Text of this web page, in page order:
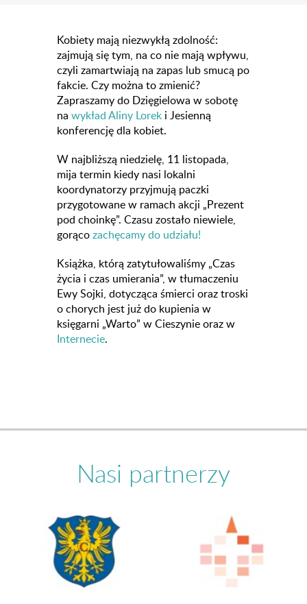
Kobiety mają niezwykłą zdolność:
zajmują się tym, na co nie mają wpływu,
czyli zamartwiają na zapas lub smucą po
fakcie. Czy można to zmienić?
Zapraszamy do Dzięgielowa w sobotę
nawykład Aliny Lorek i Jesienną
konferencję dla kobiet.
W najbliższą niedzielę, 11 listopada,
mija termin kiedy nasi lokalni
koordynatorzy przyjmują paczki
przygotowane w ramach akcji „Prezent
pod choinkę”. Czasu zostało niewiele,
gorącozachęcamy do udziału!
Książka, którą zatytułowaliśmy „Czas
życia i czas umierania”, w tłumaczeniu
Ewy Sojki, dotycząca śmierci oraz troski
o chorych jest już do kupienia w
księgarni „Warto” w Cieszynie oraz w
Internecie.
Nasi partnerzy